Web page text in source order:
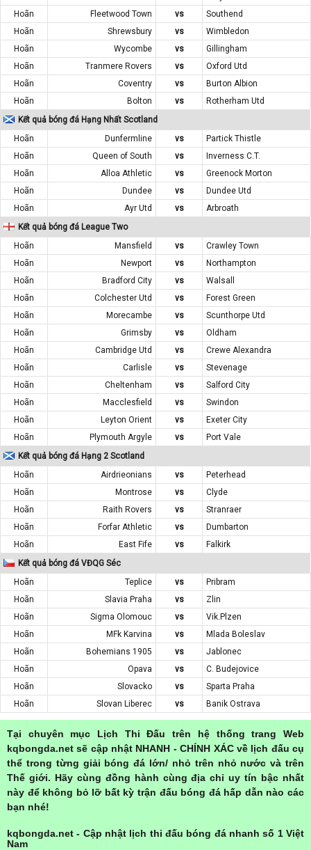
Hoãn
Fleetwood Town vs
Southend
Hoãn
Shrewsbury vs
Wimbledon
Hoãn
Wycombe vs
Gillingham
Hoãn
Tranmere Rovers vs
Oxford Utd
Hoãn
Coventry vs
Burton Albion
Hoãn
Bolton vs
Rotherham Utd
Kết quả bóng đá Hạng Nhất Scotland
Hoãn
Dunfermline vs
Partick Thistle
Hoãn
Queen of South vs
Inverness C.T.
Hoãn
Alloa Athletic vs
Greenock Morton
Hoãn
Dundee vs
Dundee Utd
Hoãn
Ayr Utd vs
Arbroath
Kết quả bóng đá League Two
Hoãn
Mansfield vs
Crawley Town
Hoãn
Newport vs
Northampton
Hoãn
Bradford City vs
Walsall
Hoãn
Colchester Utd vs
Forest Green
Hoãn
Morecambe vs
Scunthorpe Utd
Hoãn
Grimsby vs
Oldham
Hoãn
Cambridge Utd vs
Crewe Alexandra
Hoãn
Carlisle vs
Stevenage
Hoãn
Cheltenham vs
Salford City
Hoãn
Macclesfield vs
Swindon
Hoãn
Leyton Orient vs
Exeter City
Hoãn
Plymouth Argyle vs
Port Vale
Kết quả bóng đá Hạng 2 Scotland
Hoãn
Airdrieonians vs
Peterhead
Hoãn
Montrose vs
Clyde
Hoãn
Raith Rovers vs
Stranraer
Hoãn
Forfar Athletic vs
Dumbarton
Hoãn
East Fife vs
Falkirk
Kết quả bóng đá VĐQG Séc
Hoãn
Teplice vs
Pribram
Hoãn
Slavia Praha vs
Zlin
Hoãn
Sigma Olomouc vs
Vik.Plzen
Hoãn
MFk Karvina vs
Mlada Boleslav
Hoãn
Bohemians 1905 vs
Jablonec
Hoãn
Opava vs
C. Budejovice
Hoãn
Slovacko vs
Sparta Praha
Hoãn
Slovan Liberec vs Banik Ostrava
Tại chuyên mục Lịch Thi Đấu trên hệ thống trang Web
kqbongda.net sẽ cập nhật NHANH - CHÍNH XÁC về lịch đấu cụ
thể trong từng giải bóng đá lớn/ nhỏ trên nhỏ nước và trên
Thế giới. Hãy cùng đồng hành cùng địa chỉ uy tín bậc nhất
này để không bỏ lỡ bất kỳ trận đấu bóng đá hấp dẫn nào các
bạn nhé!
kqbongda.net - Cập nhật lịch thi đấu bóng đá nhanh số 1 Việt
Nam